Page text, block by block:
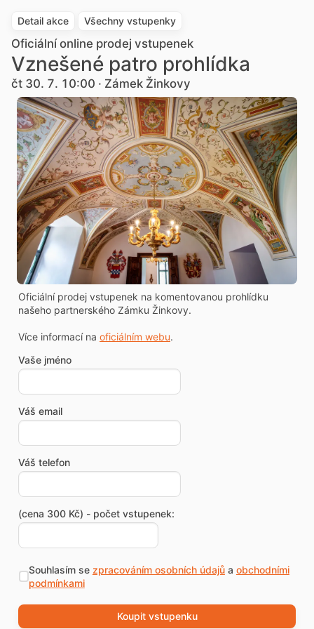
Detail akce Všechny vstupenky
Oficiální online prodej vstupenek
Vznešené patro prohlídka
čt 30. 7. 10:00 · Zámek Žinkovy
Oficiální prodej vstupenek na komentovanou prohlídku
našeho partnerského Zámku Žinkovy.
Více informací na oficiálním webu.
Vaše jméno
Váš email
Váš telefon
(cena 300 Kč) - počet vstupenek:
Souhlasím se zpracováním osobních údajůa obchodními
podmínkami
Koupit vstupenku